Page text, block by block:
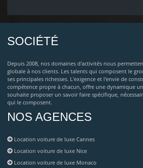
SOCIÉTÉ
Depuis 2008, nos domaines d'activités nous
globale à nos clients. Les talents qui composent le
ses principales richesses. L'exigence et l'envie de
compétence propre à chacun, offre une dynamique
souhaite proposer un savoir faire spécifique,
qui le composent.
NOS AGENCES
Location voiture de luxe Cannes
Location voiture de luxe Nice
Location voiture de luxe Monaco